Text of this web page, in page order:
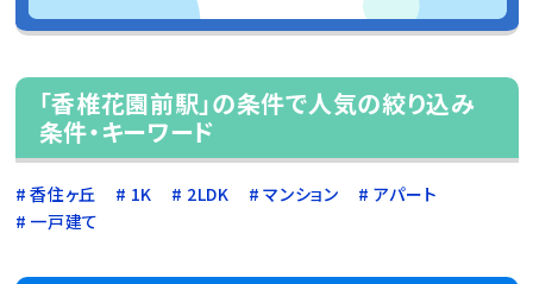
「香椎花園前駅」の条件で人気の絞り込み
条件・キーワード
香住ヶ丘 1K 2LDK マンション
アパート
一戸建て